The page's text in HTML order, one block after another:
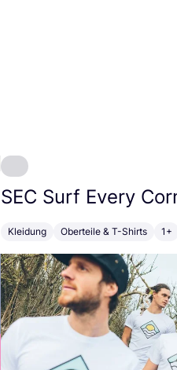
Susan Bijl
SEC Surf Every
Kleidung Oberteile & T-Shirts 1+